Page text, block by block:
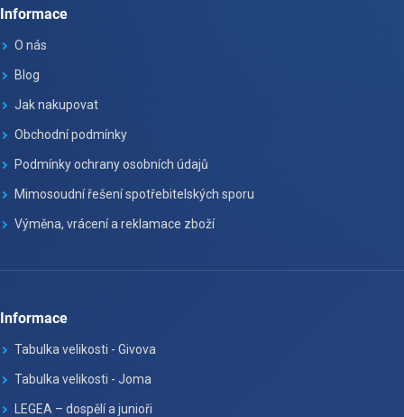
Informace
O nás
Blog
Jak nakupovat
Obchodní podmínky
Podmínky ochrany osobních údajů
Mimosoudní řešení spotřebitelských sporu
Výměna, vrácení a reklamace zboží
Informace
Tabulka velikosti - Givova
Tabulka velikosti - Joma
LEGEA – dospělí a junioři